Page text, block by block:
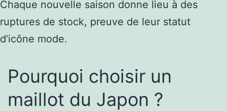
Chaque nouvelle saison donne lieu à des
ruptures de stock, preuve de leur statut
d’icône mode.
Pourquoi choisir un
maillot du Japon ?